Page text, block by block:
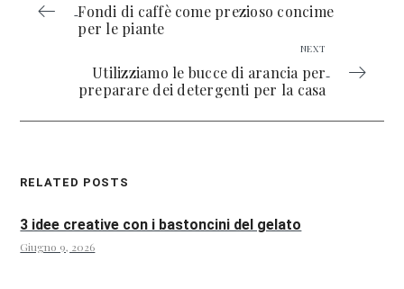
Fondi di caffè come prezioso concime
per le piante
NEXT
Utilizziamo le bucce di arancia per
preparare dei detergenti per la casa
RELATED POSTS
3 idee creative con i bastoncini del gelato
Giugno 9, 2026